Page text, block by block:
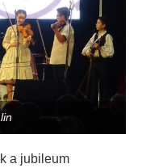
a jubileum